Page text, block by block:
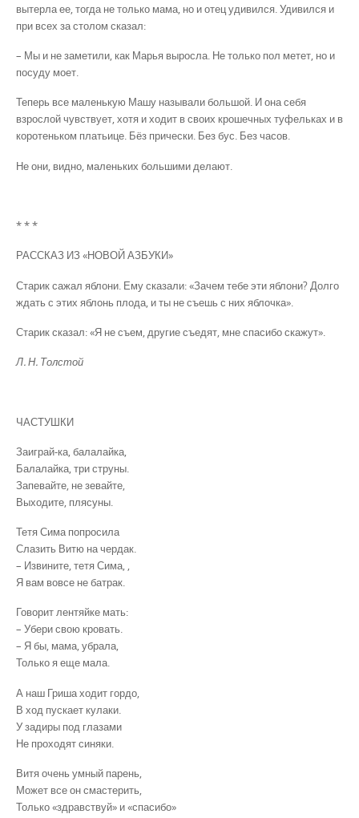
вытерла ее, тогда не только мама, но и отец удивился. Удивился и
при всех за столом сказал:
– Мы и не заметили, как Марья выросла. Не только пол метет, но и
посуду моет.
Теперь все маленькую Машу называли большой. И она себя
взрослой чувствует, хотя и ходит в своих крошечных туфельках и в
коротеньком платьице. Бёз прически. Без бус. Без часов.
Не они, видно, маленьких большими делают.
* * *
РАССКАЗ ИЗ «НОВОЙ АЗБУКИ»
Старик сажал яблони. Ему сказали: «Зачем тебе эти яблони? Долго
ждать с этих яблонь плода, и ты не съешь с них яблочка».
Старик сказал: «Я не съем, другие съедят, мне спасибо скажут».
Л. Н. Толстой
ЧАСТУШКИ
Заиграй-ка, балалайка,
Балалайка, три струны.
Запевайте, не зевайте,
Выходите, плясуны.
Тетя Сима попросила
Слазить Витю на чердак.
– Извините, тетя Сима, ,
Я вам вовсе не батрак.
Говорит лентяйке мать:
– Убери свою кровать.
– Я бы, мама, убрала,
Только я еще мала.
А наш Гриша ходит гордо,
В ход пускает кулаки.
У задиры под глазами
Не проходят синяки.
Витя очень умный парень,
Может все он смастерить,
Только «здравствуй» и «спасибо»